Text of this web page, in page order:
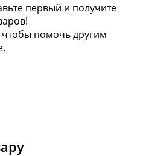
первый и получите
помочь другим